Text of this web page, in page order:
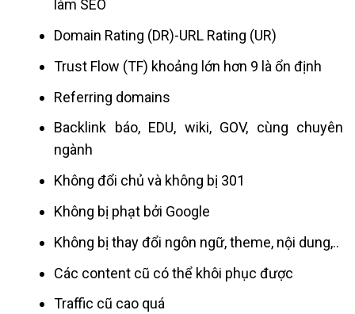
làm SEO
Domain Rating (DR)-URL Rating (UR)
Trust Flow (TF) khoảng lớn hơn 9 là ổn định
Referring domains
Backlink báo, EDU, wiki, GOV, cùng chuyên
ngành
Không đổi chủ và không bị 301
Không bị phạt bởi Google
Không bị thay đổi ngôn ngữ, theme, nội dung,..
Các content cũ có thể khôi phục được
Traffic cũ cao quá